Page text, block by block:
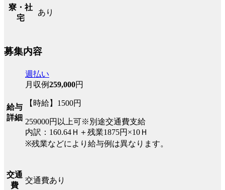
寮・社
宅
あり
募集内容
給与
詳細
週払い
月収例259,000円
【時給】1500円
259000円以上可※別途交通費支給
内訳：160.64Ｈ＋残業1875円×10Ｈ
※残業などにより給与例は異なります。
交通
費
交通費あり